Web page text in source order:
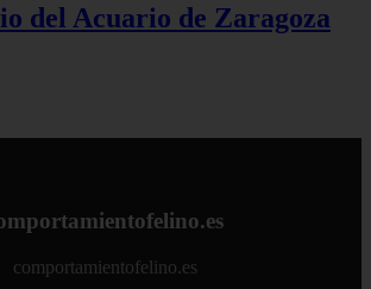
del Acuario de Zaragoza
comportamientofelino.es